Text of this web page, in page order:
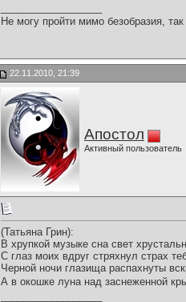
Не могу пройти мимо безобразия,
22.11.2010, 21:39
Апостол
Активный пользователь
(Татьяна Грин):
В хрупкой музыке сна свет
С глаз моих вдруг стряхнул страх
Черной ночи глазища распахнуты
А в окошке луна над заснеженной